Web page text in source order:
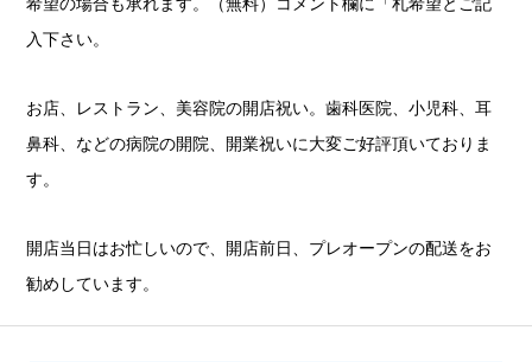
入下さい。
お店、レストラン、美容院の開店祝い。歯科医院、小児科、耳
鼻科、などの病院の開院、開業祝いに大変ご好評頂いておりま
す。
開店当日はお忙しいので、開店前日、プレオープンの配送をお
勧めしています。